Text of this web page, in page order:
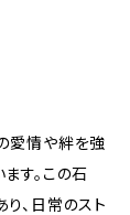
愛情や絆を強
す。この石
、日常のスト